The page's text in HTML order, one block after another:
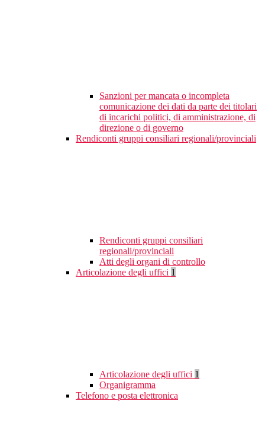
Sanzioni per mancata o incompleta
comunicazione dei dati da parte dei titolari
di incarichi politici, di amministrazione, di
direzione o di governo
Rendiconti gruppi consiliari regionali/provinciali
Rendiconti gruppi consiliari
regionali/provinciali
Atti degli organi di controllo
Articolazione degli uffici 1
Articolazione degli uffici 1
Organigramma
Telefono e posta elettronica